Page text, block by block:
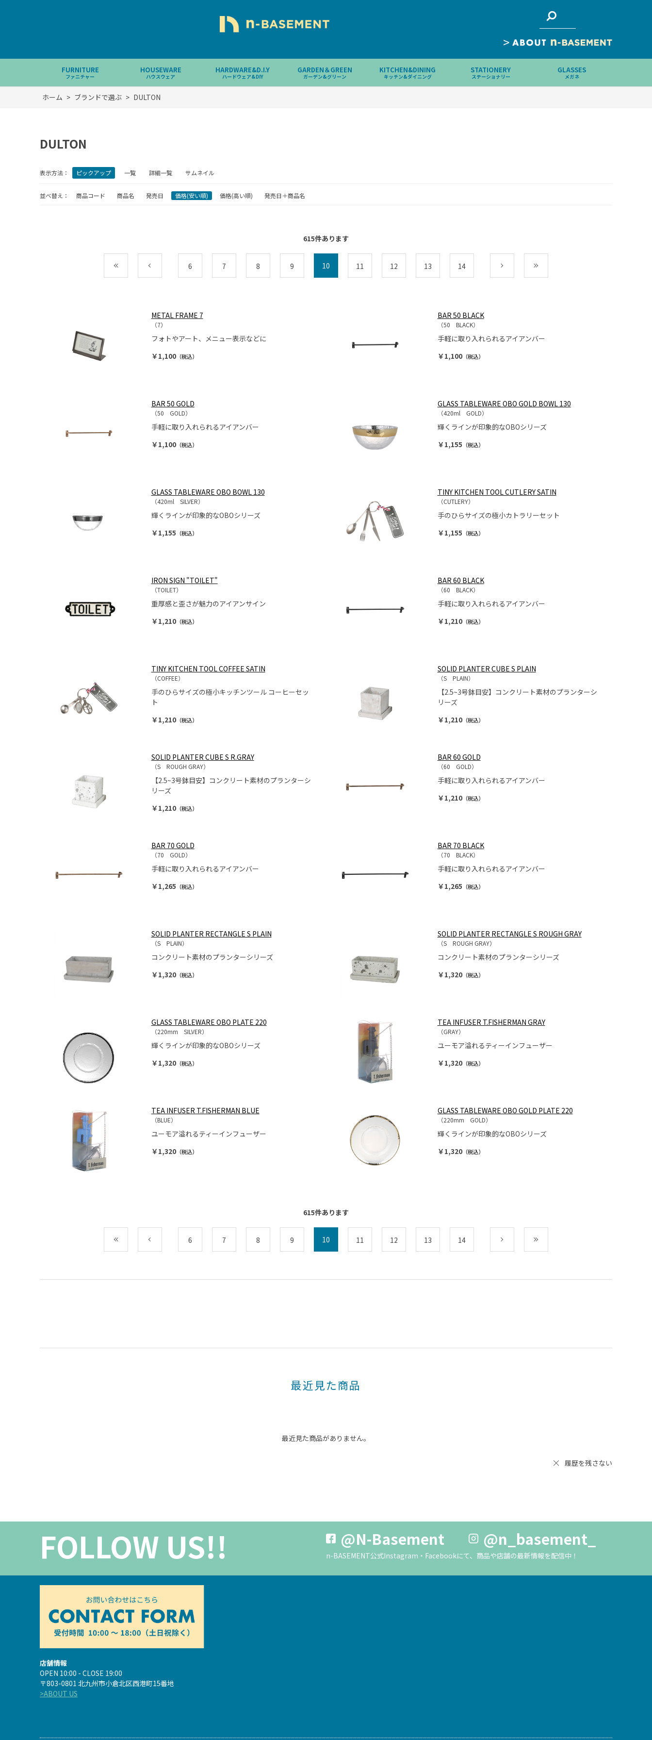
>
FURNITURE
ファニチャー
HOUSEWARE
ハウスウェア
HARDWARE&D.I.Y
ハードウェア&DIY
GARDEN＆GREEN
ガーデン&グリーン
KITCHEN&DINING
キッチン&ダイニング
STATIONERY
ステーショナリー
GLASSES
メガネ
ホーム > ブランドで選ぶ > DULTON
DULTON
表示方法： ピックアップ 一覧 詳細一覧 サムネイル
並べ替え： 商品コード 商品名 発売日 価格(安い順) 価格(高い順) 発売日＋商品名
615件あります
6 7 8 9 10 11 12 13 14
METAL FRAME 7
（7）
フォトやアート、メニュー表示などに
￥1,100（税込）
BAR 50 BLACK
（50 BLACK）
手軽に取り入れられるアイアンバー
￥1,100（税込）
BAR 50 GOLD
（50 GOLD）
手軽に取り入れられるアイアンバー
￥1,100（税込）
GLASS TABLEWARE OBO GOLD BOWL 130
（420ml GOLD）
輝くラインが印象的なOBOシリーズ
￥1,155 （税込）
GLASS TABLEWARE OBO BOWL 130
（420ml SILVER）
輝くラインが印象的なOBOシリーズ
￥1,155 （税込）
TINY KITCHEN TOOL CUTLERY SATIN
（CUTLERY）
手のひらサイズの極小カトラリーセット
￥1,155 （税込）
IRON SIGN "TOILET"
（TOILET）
重厚感と歪さが魅力のアイアンサイン
￥1,210（税込）
BAR 60 BLACK
（60 BLACK）
手軽に取り入れられるアイアンバー
￥1,210（税込）
TINY KITCHEN TOOL COFFEE SATIN
（COFFEE）
手のひらサイズの極小キッチンツール コーヒーセッ
ト
￥1,210（税込）
SOLID PLANTER CUBE S PLAIN
（S PLAIN）
【2.5~3号鉢目安】コンクリート素材のプランターシ
リーズ
￥1,210（税込）
SOLID PLANTER CUBE S R.GRAY
（S ROUGH GRAY）
【2.5~3号鉢目安】コンクリート素材のプランターシ
リーズ
￥1,210（税込）
BAR 60 GOLD
（60 GOLD）
手軽に取り入れられるアイアンバー
￥1,210（税込）
BAR 70 GOLD
（70 GOLD）
手軽に取り入れられるアイアンバー
￥1,265 （税込）
BAR 70 BLACK
（70 BLACK）
手軽に取り入れられるアイアンバー
￥1,265 （税込）
SOLID PLANTER RECTANGLE S PLAIN
（S PLAIN）
コンクリート素材のプランターシリーズ
￥1,320（税込）
SOLID PLANTER RECTANGLE S ROUGH GRAY
（S ROUGH GRAY）
コンクリート素材のプランターシリーズ
￥1,320（税込）
GLASS TABLEWARE OBO PLATE 220
（220mm SILVER）
輝くラインが印象的なOBOシリーズ
￥1,320（税込）
TEA INFUSER T.FISHERMAN GRAY
（GRAY）
ユーモア溢れるティーインフューザー
￥1,320（税込）
TEA INFUSER T.FISHERMAN BLUE
（BLUE）
ユーモア溢れるティーインフューザー
￥1,320（税込）
GLASS TABLEWARE OBO GOLD PLATE 220
（220mm GOLD）
輝くラインが印象的なOBOシリーズ
￥1,320（税込）
615件あります
6 7 8 9 10 11 12 13 14
最近見た商品
最近見た商品がありません。
履歴を残さない
FOLLOW US!! @N-Basement @n_basement_
n-BASEMENT公式Instagram・Facebookにて、商品や店舗の最新情報を配信中！
店舗情報
OPEN 10:00 - CLOSE 19:00
〒803-0801 北九州市小倉北区西港町15番地
>ABOUT US